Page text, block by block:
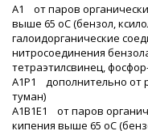
А1 от паров
выше 65 оС (бензол,
галоидорганические
нитросоединения
тетраэтилсвинец,
А1Р1 дополнительно от
туман)
А1В1Е1 от паров
кипения выше 65 оС